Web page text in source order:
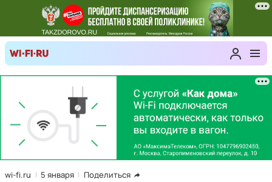
wi-fi.ru 5 января Поделиться